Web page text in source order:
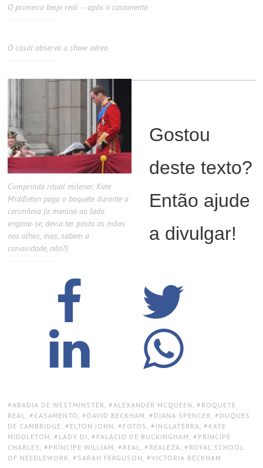
O primeiro beijo real -- após o casamento
O casal observa o show aéreo
Cumprindo ritual milenar, Kate
Middleton paga o boquete durante a
cerimônia (a menina ao lado
engana-se, devia ter posto as mãos
nos olhos, mas, sabem a
curiosidade, não?)
Gostou
deste texto?
Então ajude
a divulgar!
TAGS:
ABADIA DE WESTMINSTER , ALEXANDER MCQUEEN , BOQUETE
REAL
, CASAMENTO , DAVID BECKHAM , DIANA SPENCER , DUQUES
DE CAMBRIDGE , ELTON JOHN , FOTOS , INGLATERRA , KATE
MIDDLETON , LADY DI , PALÁCIO DE BUCKINGHAM , PRÍNCIPE
CHARLES , PRÍNCÍPE WILLIAM , REAL , REALEZA , ROYAL SCHOOL
OF NEEDLEWORK , SARAH FERGUSON , VICTORIA BECKHAM